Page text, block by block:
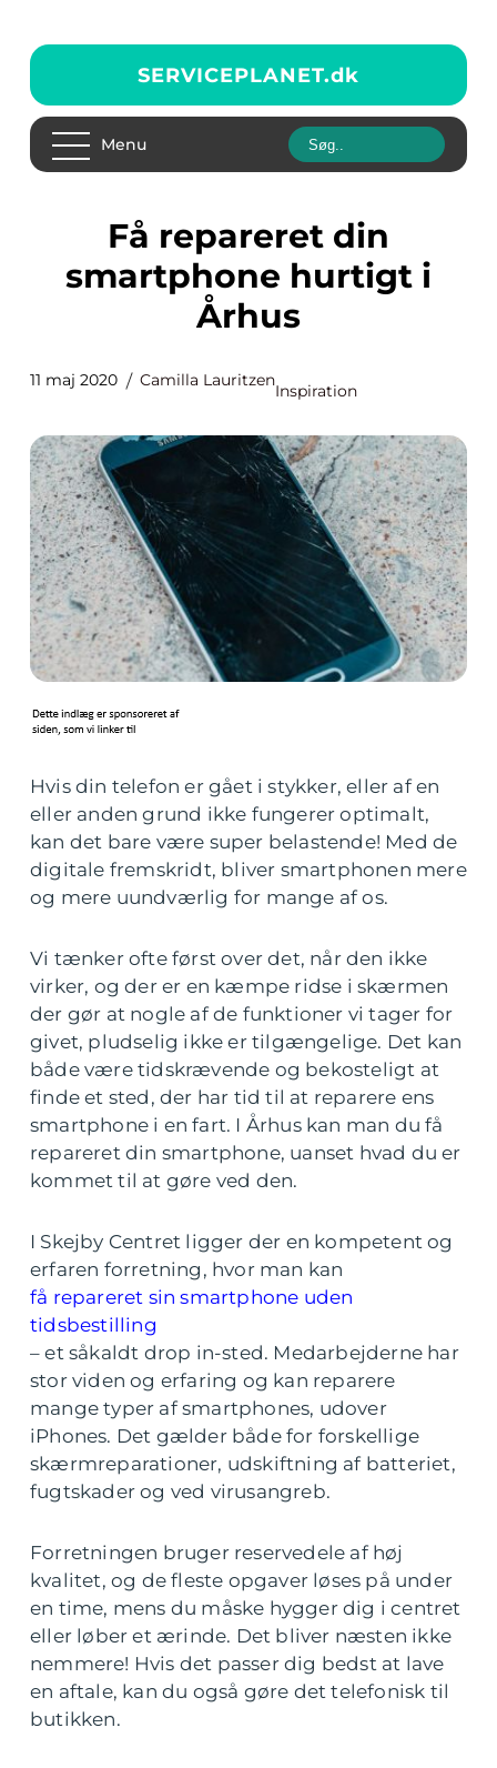
SERVICEPLANET.dk
Menu
Få repareret din
smartphone hurtigt i
Århus
11 maj 2020 Camilla Lauritzen
Inspiration
Hvis din telefon er gået i stykker, eller af en
eller anden grund ikke fungerer optimalt,
kan det bare være super belastende! Med de
digitale fremskridt, bliver smartphonen mere
og mere uundværlig for mange af os.
Vi tænker ofte først over det, når den ikke
virker, og der er en kæmpe ridse i skærmen
der gør at nogle af de funktioner vi tager for
givet, pludselig ikke er tilgængelige. Det kan
både være tidskrævende og bekosteligt at
finde et sted, der har tid til at reparere ens
smartphone i en fart. I Århus kan man du få
repareret din smartphone, uanset hvad du er
kommet til at gøre ved den.
I Skejby Centret ligger der en kompetent og
erfaren forretning, hvor man kan
få repareret sin smartphone uden
tidsbestilling
– et såkaldt drop in-sted. Medarbejderne har
stor viden og erfaring og kan reparere
mange typer af smartphones, udover
iPhones. Det gælder både for forskellige
skærmreparationer, udskiftning af batteriet,
fugtskader og ved virusangreb.
Forretningen bruger reservedele af høj
kvalitet, og de fleste opgaver løses på under
en time, mens du måske hygger dig i centret
eller løber et ærinde. Det bliver næsten ikke
nemmere! Hvis det passer dig bedst at lave
en aftale, kan du også gøre det telefonisk til
butikken.